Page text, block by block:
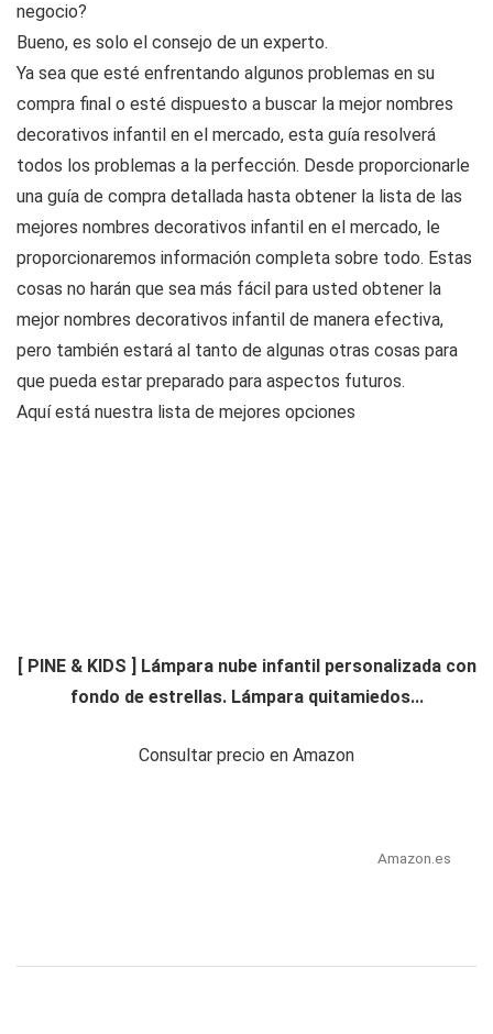
negocio?
Bueno, es solo el consejo de un experto.
Ya sea que esté enfrentando algunos problemas en su
compra final o esté dispuesto a buscar la mejor nombres
decorativos infantil en el mercado, esta guía resolverá
todos los problemas a la perfección. Desde proporcionarle
una guía de compra detallada hasta obtener la lista de las
mejores nombres decorativos infantil en el mercado, le
proporcionaremos información completa sobre todo. Estas
cosas no harán que sea más fácil para usted obtener la
mejor nombres decorativos infantil de manera efectiva,
pero también estará al tanto de algunas otras cosas para
que pueda estar preparado para aspectos futuros.
Aquí está nuestra lista de mejores opciones
[ PINE & KIDS ] Lámpara nube infantil personalizada con
fondo de estrellas. Lámpara quitamiedos...
Consultar precio en Amazon
Amazon.es